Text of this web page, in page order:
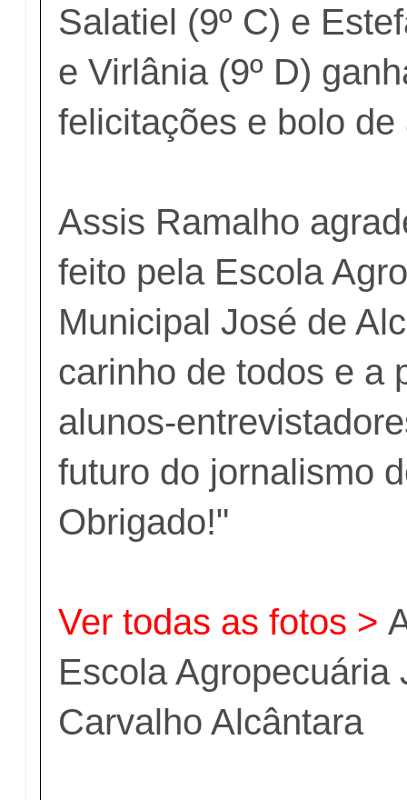
Salatiel (9º C) e
e Virlânia (9º D)
felicitações e bolo
Assis Ramalho
feito pela Escola
Municipal José de
carinho de todos e a
alunos-
futuro do jornalismo
Obrigado!"
Ver todas as fotos >
Escola Agropecuária
Carvalho Alcântara